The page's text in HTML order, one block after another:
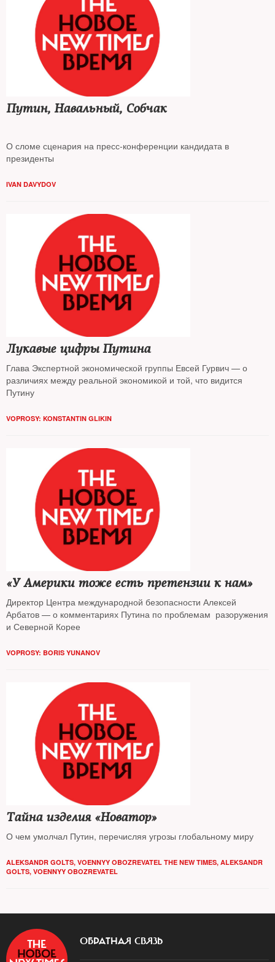
Путин, Навальный, Собчак
О сломе сценария на пресс-конференции кандидата в
президенты
IVAN DAVYDOV
Лукавые цифры Путина
Глава Экспертной экономической группы Евсей Гурвич — о
различиях между реальной экономикой и той, что видится
Путину
VOPROSY: KONSTANTIN GLIKIN
«У Америки тоже есть претензии к нам»
Директор Центра международной безопасности Алексей
Арбатов — о комментариях Путина по проблемам разоружения
и Северной Корее
VOPROSY: BORIS YUNANOV
Тайна изделия «Новатор»
О чем умолчал Путин, перечисляя угрозы глобальному миру
ALEKSANDR GOLTS, VOENNYY OBOZREVATEL THE NEW TIMES, ALEKSANDR
GOLTS, VOENNYY OBOZREVATEL
ОБРАТНАЯ СВЯЗЬ